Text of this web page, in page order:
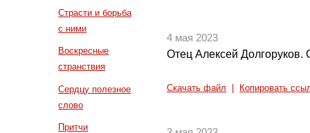
Страсти и борьба
с ними
Воскресные
странствия
Сердцу полезное
слово
Притчи
4 мая 2023
Отец Алексей Долгоруков.
Скачать файл Копировать